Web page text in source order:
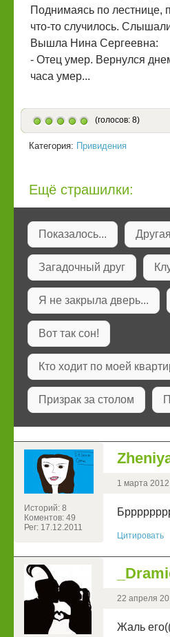
Поднимаясь по лестнице,
что-то случилось.
Вышла Нина Сергеевна:
- Отец умер. Вернулся
часа умер...
(голосов: 8)
Категория: Привидения
Ещё страшилки:
Показалось...
Загадочный друг
Я не закрыла дверь...
Вот так сон!
Кто ходит по моей
Призрак за столом
Историй: 8
Коментов: 49
Рег: 17.12.2011
1 марта
Цитировать
22 апреля
Жаль